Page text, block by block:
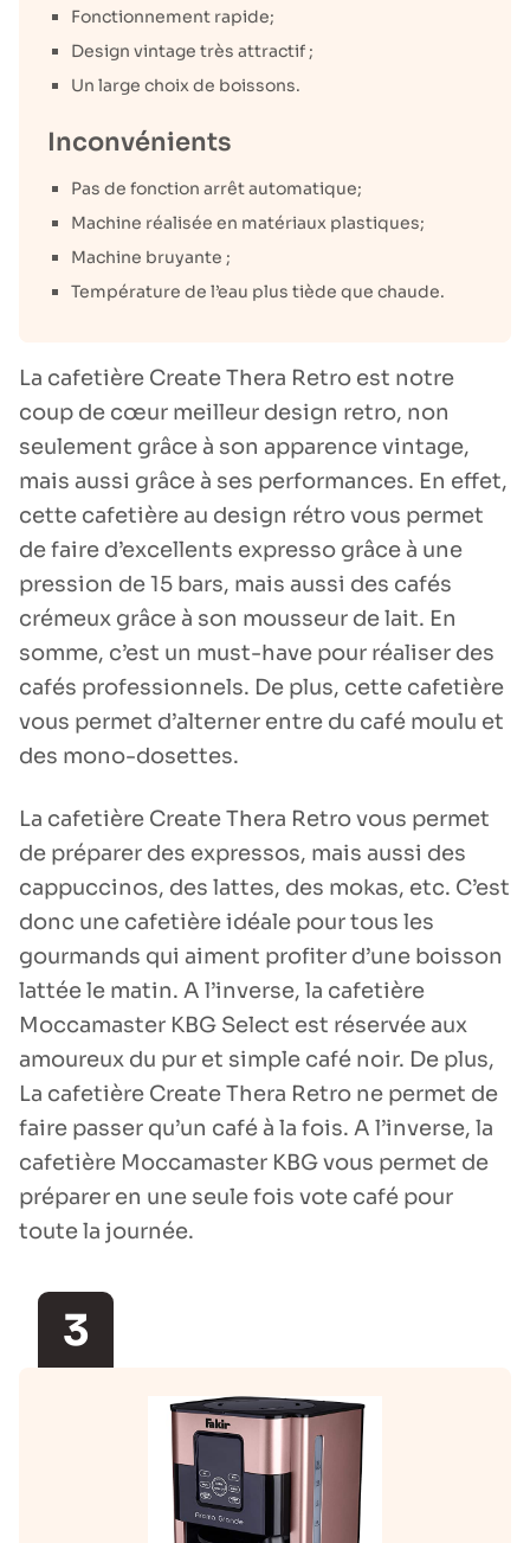
Fonctionnement rapide;
Design vintage très attractif ;
Un large choix de boissons.
Inconvénients
Pas de fonction arrêt automatique;
Machine réalisée en matériaux plastiques;
Machine bruyante ;
Température de l’eau plus tiède que chaude.
La cafetière Create Thera Retro est notre
coup de cœur meilleur design retro, non
seulement grâce à son apparence vintage,
mais aussi grâce à ses performances. En effet,
cette cafetière au design rétro vous permet
de faire d’excellents expresso grâce à une
pression de 15 bars, mais aussi des cafés
crémeux grâce à son mousseur de lait. En
somme, c’est un must-have pour réaliser des
cafés professionnels. De plus, cette cafetière
vous permet d’alterner entre du café moulu et
des mono-dosettes.
La cafetière Create Thera Retro vous permet
de préparer des expressos, mais aussi des
cappuccinos, des lattes, des mokas, etc. C’est
donc une cafetière idéale pour tous les
gourmands qui aiment profiter d’une boisson
lattée le matin. A l’inverse, la cafetière
Moccamaster KBG Select est réservée aux
amoureux du pur et simple café noir. De plus,
La cafetière Create Thera Retro ne permet de
faire passer qu’un café à la fois. A l’inverse, la
cafetière Moccamaster KBG vous permet de
préparer en une seule fois vote café pour
toute la journée.
3